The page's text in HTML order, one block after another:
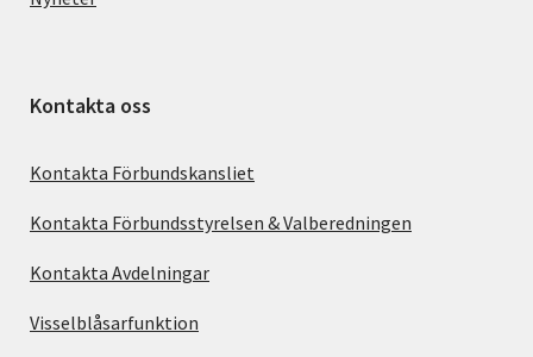
Kontakta oss
Kontakta Förbundskansliet
Kontakta Förbundsstyrelsen & Valberedningen
Kontakta Avdelningar
Visselblåsarfunktion